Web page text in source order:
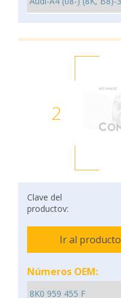
2
Clave del
productov:
Ir al producto
Números OEM: